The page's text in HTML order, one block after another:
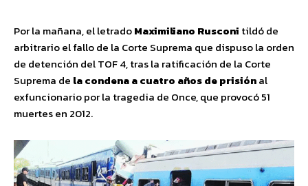
Por la mañana, el letradoMaximiliano Rusconi tildó de
arbitrario el fallo de la Corte Suprema que dispuso la orden
de detención del TOF 4, tras la ratificación de la Corte
Suprema de la condena a cuatro años de prisiónal
exfuncionario por la tragedia de Once, que provocó 51
muertes en 2012.